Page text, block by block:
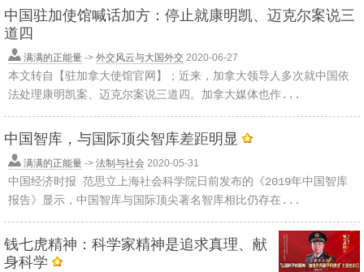
中国驻加使馆喊话加方：停止就康明凯、迈克尔案说三
道四
满满的正能量 -> 外交风云与大国外交 2020-06-27
本文转自【驻加拿大使馆官网】；近来，加拿大领导人多次就中国依
法处理康明凯案、迈克尔案说三道四。加拿大媒体也作...
中国智库，与国际顶尖智库差距明显
满满的正能量 -> 法制与社会 2020-05-31
中国经济时报 范思立上海社会科学院日前发布的《2019年中国智库
报告》显示，中国智库与国际顶尖著名智库相比仍存在...
钱七虎精神：科学家精神是追求真理、献
身科学